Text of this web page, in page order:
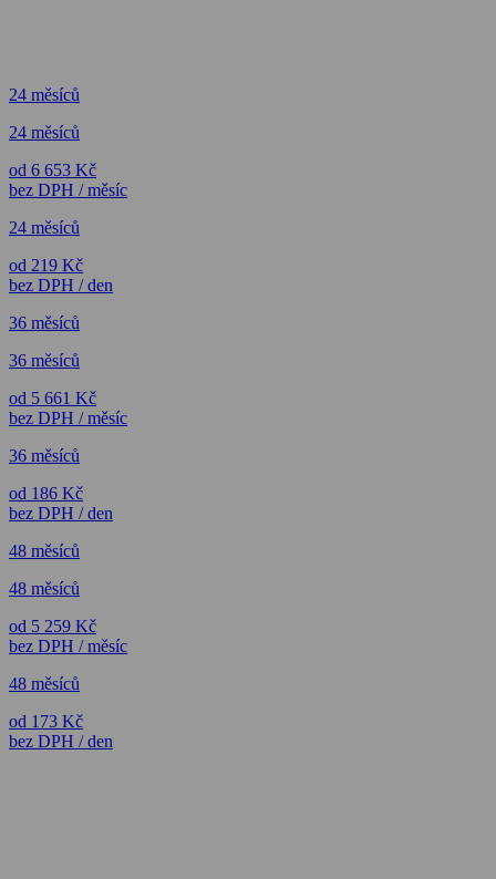
24 měsíců
24 měsíců
od 6 653 Kč
bez DPH / měsíc
24 měsíců
od 219 Kč
bez DPH / den
36 měsíců
36 měsíců
od 5 661 Kč
bez DPH / měsíc
36 měsíců
od 186 Kč
bez DPH / den
48 měsíců
48 měsíců
od 5 259 Kč
bez DPH / měsíc
48 měsíců
od 173 Kč
bez DPH / den